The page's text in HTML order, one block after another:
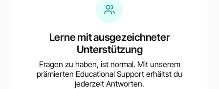
Lerne mit ausgezeichneter
Unterstützung
Fragen zu haben, ist normal. Mit unserem
prämierten Educational Support erhältst du
jederzeit Antworten.